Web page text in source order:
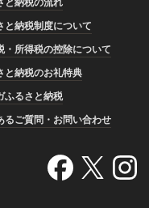
と納税制度について
・所得税の控除について
と納税のお礼特典
ふるさと納税
るご質問・お問い合わせ